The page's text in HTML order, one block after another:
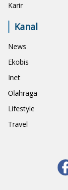
Karir
Kanal
News
Ekobis
Inet
Olahraga
Lifestyle
Travel